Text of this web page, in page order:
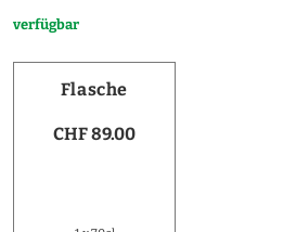
verfügbar
Flasche
CHF 89.00